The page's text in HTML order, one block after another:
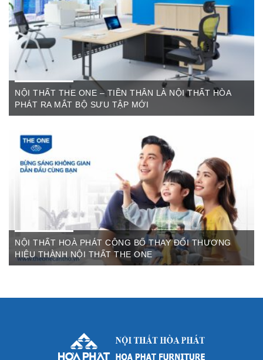
sơ, két sắt,…Của cty CP Nội Thất Hòa Phát( Nội thất The
One) có địa ...
NỘI THẤT THE ONE – TIỀN THÂN LÀ NỘI THẤT HÒA
PHÁT RA MẮT BỘ SƯU TẬP MỚI
The One Cần Thơ Thông báo về việc thay đổi thương hiệu Nội
Thất Hòa Phát Ngày ...
NỘI THẤT HOÀ PHÁT CÔNG BỐ THAY ĐỔI THƯƠNG
HIỆU THÀNH NỘI THẤT THE ONE